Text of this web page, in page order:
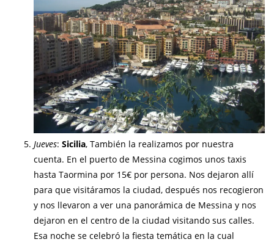
Jueves: Sicilia, También la realizamos por nuestra
cuenta. En el puerto de Messina cogimos unos taxis
hasta Taormina por 15€ por persona. Nos dejaron allí
para que visitáramos la ciudad, después nos recogieron
y nos llevaron a ver una panorámica de Messina y nos
dejaron en el centro de la ciudad visitando sus calles.
Esa noche se celebró la fiesta temática en la cual